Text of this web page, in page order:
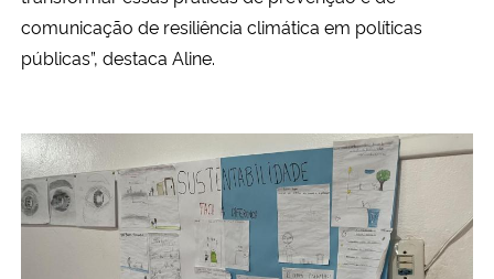
comunicação de resiliência climática em políticas
públicas”, destaca Aline.